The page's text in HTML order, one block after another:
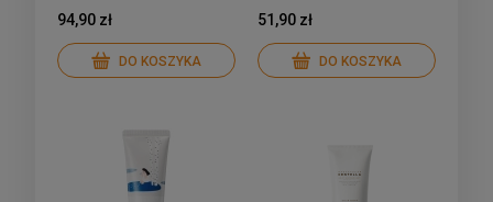
Ultralekki Krem
Przeciwsłoneczny 60ml
94,90 zł
DO KOSZYKA
51,90 zł
DO KOSZYKA